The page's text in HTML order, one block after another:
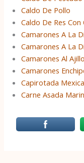
Caldo De Pollo
Caldo De Res Con
Camarones A La
Camarones A La
Camarones Al
Camarones
Capirotada
Carne Asada